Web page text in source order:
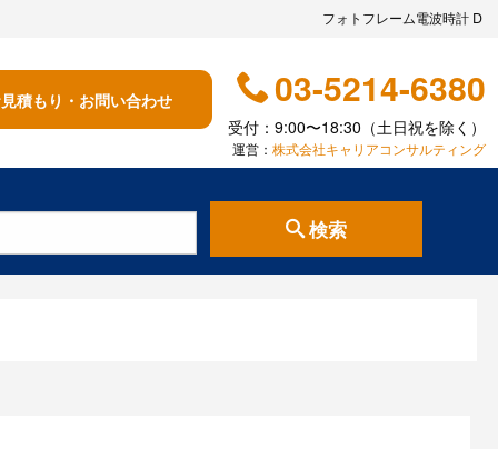
フォトフレーム電波時計 D
積もり・お問い合わせ 03-5214-6380
受付：9:00〜18:30（土日祝を除く）
運営：株式会社キャリアコンサルティング
検索